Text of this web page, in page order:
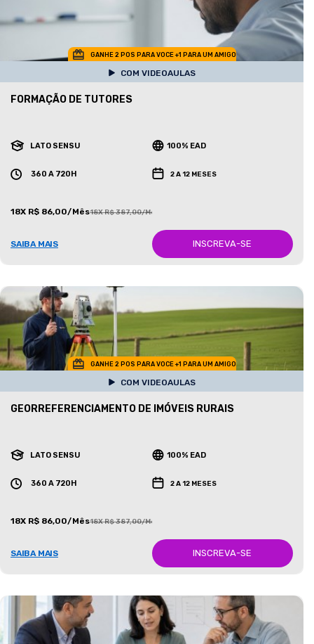
GANHE 2 POS PARA VOCE +1 PARA UM AMIGO
COM VIDEOAULAS
FORMAÇÃO DE TUTORES
LATO SENSU 100% EAD
360 A 720H 2 A 12 MESES
18X R$ 86,00/Mês18X R$ 387,00/Mês
SAIBA MAIS INSCREVA-SE
GANHE 2 POS PARA VOCE +1 PARA UM AMIGO
COM VIDEOAULAS
GEORREFERENCIAMENTO DE IMÓVEIS RURAIS
LATO SENSU 100% EAD
360 A 720H 2 A 12 MESES
18X R$ 86,00/Mês18X R$ 387,00/Mês
SAIBA MAIS INSCREVA-SE